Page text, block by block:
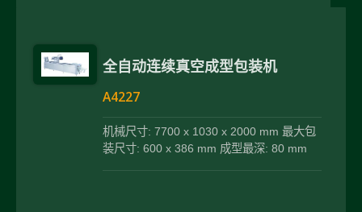
全自动连续真空成型包装机
A4227
机械尺寸: 7700 x 1030 x 2000 mm 最大包
装尺寸: 600 x 386 mm 成型最深: 80 mm